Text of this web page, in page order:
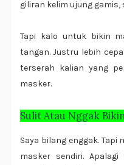
giliran kelim ujung gamis,
Tapi kalo untuk bikin
tangan. Justru lebih
terserah kalian yang
masker.
Sulit Atau Nggak
Saya bilang enggak.
masker sendiri.